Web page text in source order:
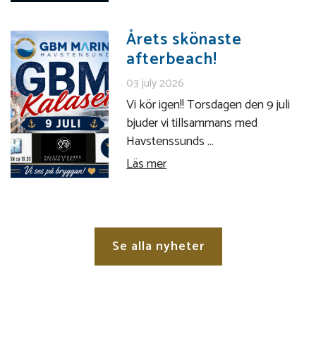
Årets skönaste
afterbeach!
03 july 2026
Vi kör igen!! Torsdagen den 9 juli
bjuder vi tillsammans med
Havstenssunds ...
Läs mer
Se alla nyheter